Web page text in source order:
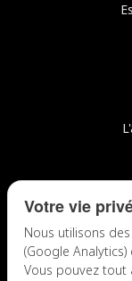
Votre vie
Nous utilisons
(Google
Vous pouvez tout